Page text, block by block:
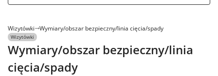
Wizytówki Wymiary/obszar bezpieczny/linia cięcia/spady
Wizytówki
Wymiary/obszar bezpieczny/linia
cięcia/spady